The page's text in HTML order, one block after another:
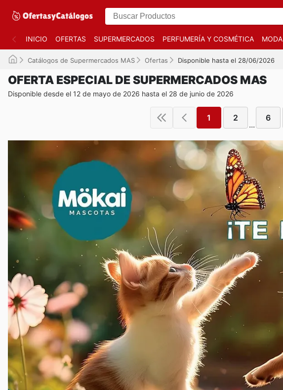
INICIO OFERTAS SUPERMERCADOS PERFUMERÍA Y COSMÉTICA MODA
Catálogos de Supermercados MAS Ofertas Disponible hasta el 28/06/2026
OFERTA ESPECIAL DE SUPERMERCADOS MAS
Disponible desde el 12 de mayo de 2026 hasta el 28 de junio de 2026
1 2
...
6